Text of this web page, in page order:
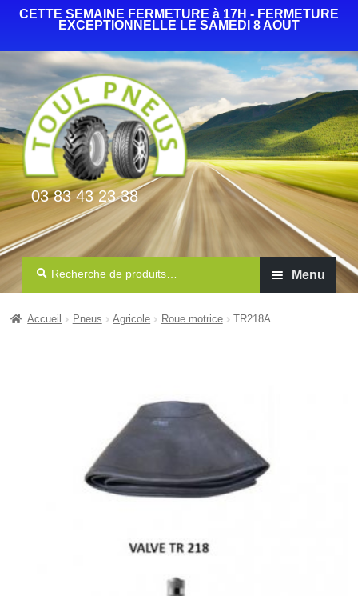
CETTE SEMAINE FERMETURE à 17H - FERMETURE
EXCEPTIONNELLE LE SAMEDI 8 AOUT
03 83 43 23 38
Recherche
Menu
Gardiennage
Mécanique rapide
Accueil Pneus Agricole Roue motrice TR218A